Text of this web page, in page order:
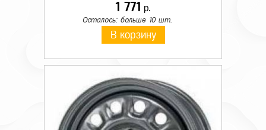
1 771 р.
Осталось: больше 10 шт.
В корзину